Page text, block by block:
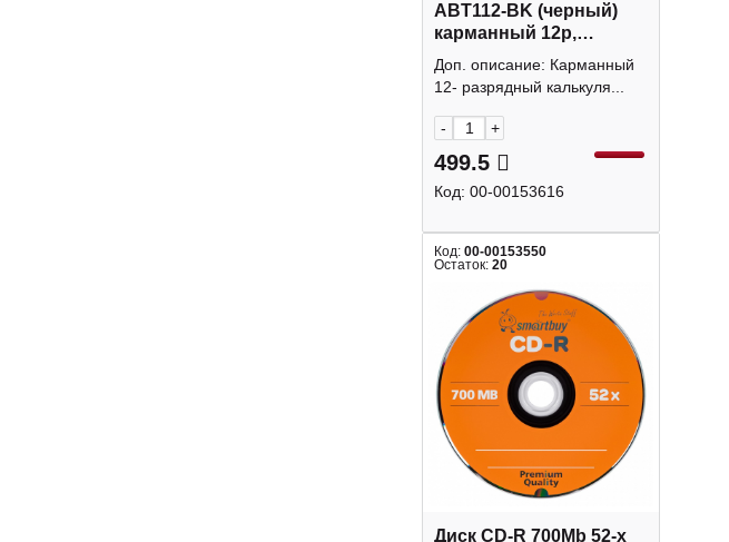
ABT112-BK (черный)
карманный 12р,
крышка
Доп. описание: Карманный
12- разрядный калькуля...
- +
499.5
Код: 00-00153616
Код: 00-00153550
Остаток: 20
Диск CD-R 700Mb 52-х